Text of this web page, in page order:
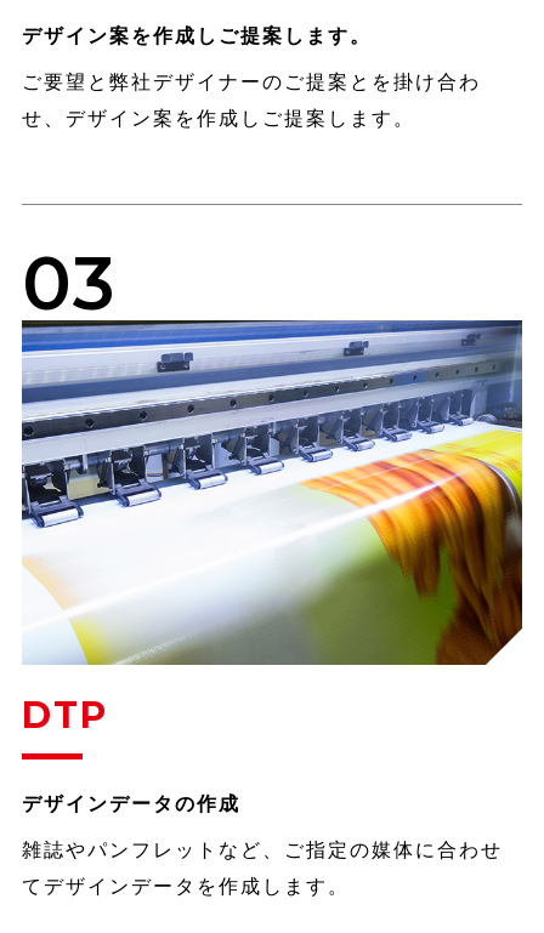
デザイン案を作成しご提案します。
ご要望と弊社デザイナーのご提案とを掛け合わ
せ、デザイン案を作成しご提案します。
03
DTP
デザインデータの作成
雑誌やパンフレットなど、ご指定の媒体に合わせ
てデザインデータを作成します。